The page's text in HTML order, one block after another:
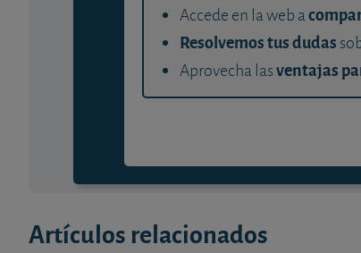
Accede en la web a
Resolvemos tus dudas
Aprovecha lasventajas
Artículos relacionados